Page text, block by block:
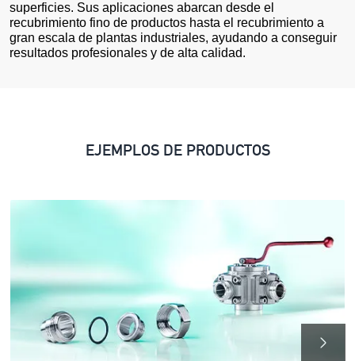
superficies. Sus aplicaciones abarcan desde el
recubrimiento fino de productos hasta el recubrimiento a
gran escala de plantas industriales, ayudando a conseguir
resultados profesionales y de alta calidad.
EJEMPLOS DE PRODUCTOS